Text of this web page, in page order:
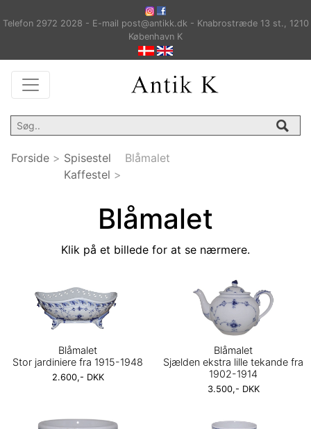
Telefon 2972 2028 - E-mail post@antikk.dk - Knabrostræde 13 st., 1210
København K
Forside > Spisestel
Kaffestel >
Blåmalet
Blåmalet
Klik på et billede for at se nærmere.
Blåmalet
Stor jardiniere fra 1915-1948
2.600,- DKK
Blåmalet
Sjælden ekstra lille tekande fra
1902-1914
3.500,- DKK